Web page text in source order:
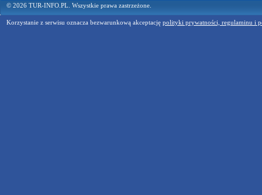
© 2026 TUR-INFO.PL. Wszystkie prawa zastrzeżone.
Korzystanie z serwisu oznacza bezwarunkową akceptację polityki prywatności, regulaminu i